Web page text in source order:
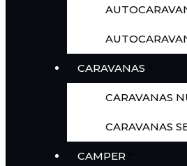
CARAVANAS
CARAVANAS
CARAVANAS
CAMPER